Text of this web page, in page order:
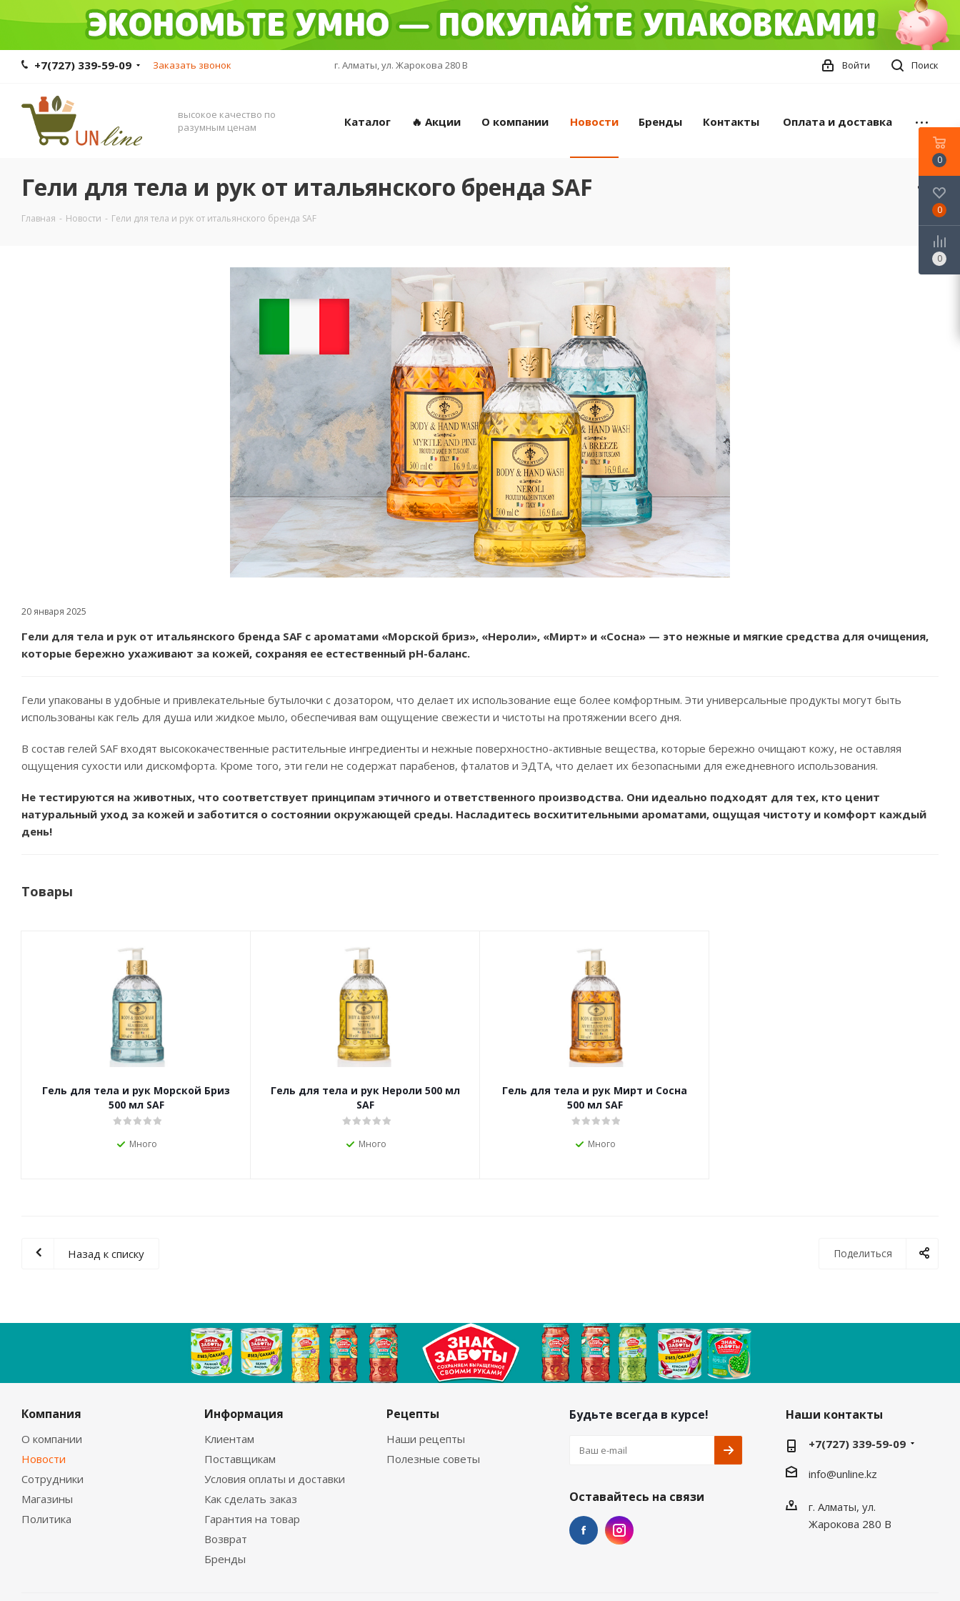
+7(727) 339-59-09 Заказать звонок г. Алматы, ул. Жарокова 280 В Поиск
Войти
высокое качество по
разумным ценам
Каталог 🔥 Акции О компании Новости Бренды Контакты Оплата и доставка
Гели для тела и рук от итальянского бренда SAF
Главная - Новости - Гели для тела и рук от итальянского бренда SAF
20 января 2025
Гели для тела и рук от итальянского бренда SAF с ароматами «Морской бриз», «Нероли», «Мирт» и «Сосна» — это нежные и мягкие средства для очищения,
которые бережно ухаживают за кожей, сохраняя ее естественный pH-баланс.
Гели упакованы в удобные и привлекательные бутылочки с дозатором, что делает их использование еще более комфортным. Эти универсальные продукты могут быть
использованы как гель для душа или жидкое мыло, обеспечивая вам ощущение свежести и чистоты на протяжении всего дня.
В состав гелей SAF входят высококачественные растительные ингредиенты и нежные поверхностно-активные вещества, которые бережно очищают кожу, не оставляя
ощущения сухости или дискомфорта. Кроме того, эти гели не содержат парабенов, фталатов и ЭДТА, что делает их безопасными для ежедневного использования.
Не тестируются на животных, что соответствует принципам этичного и ответственного производства. Они идеально подходят для тех, кто ценит
натуральный уход за кожей и заботится о состоянии окружающей среды. Насладитесь восхитительными ароматами, ощущая чистоту и комфорт каждый
день!
Товары
Гель для тела и рук Морской Бриз
500 мл SAF
Много
Гель для тела и рук Нероли 500 мл
SAF
Много
Гель для тела и рук Мирт и Сосна
500 мл SAF
Много
Поделиться
Назад к списку
Компания
О компании
Новости
Сотрудники
Магазины
Политика
Информация
Клиентам
Поставщикам
Условия оплаты и доставки
Как сделать заказ
Гарантия на товар
Возврат
Бренды
Рецепты
Наши рецепты
Полезные советы
Будьте всегда в курсе!
Оставайтесь на связи
Наши контакты
+7(727) 339-59-09
info@unline.kz
г. Алматы, ул.
Жарокова 280 В
0
0
0